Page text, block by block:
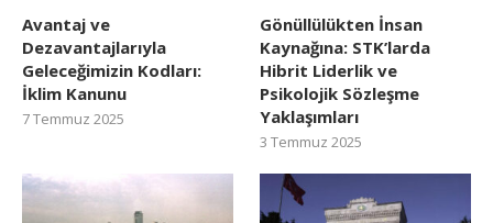
Avantaj ve
Dezavantajlarıyla
Geleceğimizin Kodları:
İklim Kanunu
7 Temmuz 2025
Gönüllülükten İnsan
Kaynağına: STK’larda
Hibrit Liderlik ve
Psikolojik Sözleşme
Yaklaşımları
3 Temmuz 2025